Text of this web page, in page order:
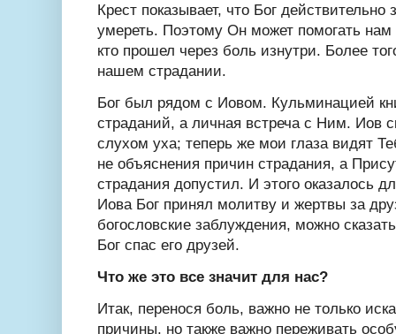
Крест показывает, что Бог действительно
умереть. Поэтому Он может помогать нам
кто прошел через боль изнутри. Более
нашем страдании.
Бог был рядом с Иовом. Кульминацией
страданий, а личная встреча с Ним. Иов
слухом уха; теперь же мои глаза видят
не объяснения причин страдания, а
страдания допустил. И этого оказалось
Иова Бог принял молитву и жертвы за
богословские заблуждения, можно
Бог спас его друзей.
Что же это все значит для нас?
Итак, перенося боль, важно не только
причины, но также важно переживать